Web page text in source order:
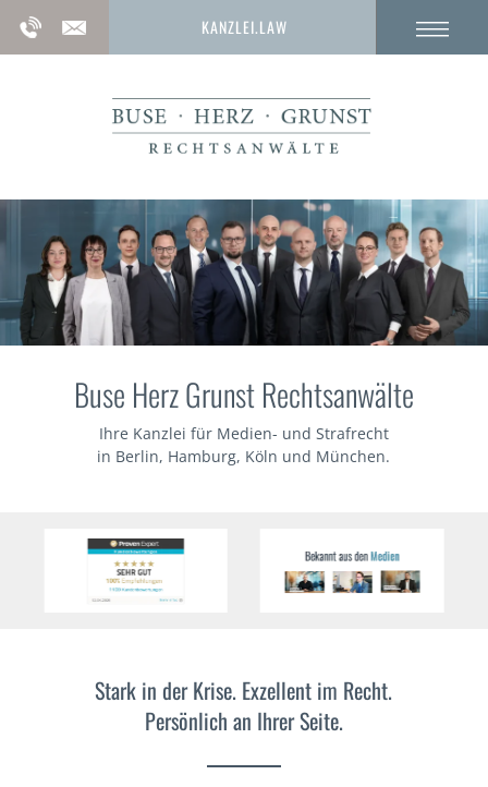
KANZLEI.LAW
Buse Herz Grunst Rechtsanwälte
Ihre Kanzlei für Medien- und Strafrecht
in Berlin, Hamburg, Köln und München.
Stark in der Krise. Exzellent im Recht.
Persönlich an Ihrer Seite.